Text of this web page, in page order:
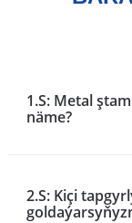
1.S: Metal
näme?
2.S: Kiçi